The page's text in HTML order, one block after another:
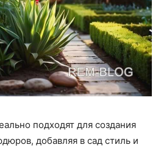
подходят для создания
добавляя в сад стиль и